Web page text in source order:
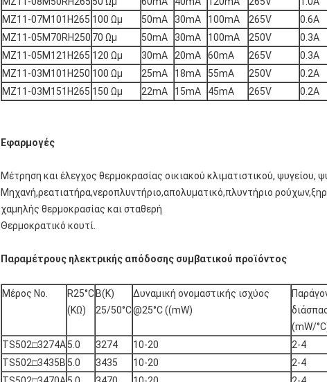
MZ11-07M101H265 100 Ωμ 50mA 30mA 100mA 265V 0.6Α
MZ11-05M70RH250 70 Ωμ 50mA 30mA 100mA 250V 0.3Α
MZ11-05M121H265 120 Ωμ 30mA 20mA 60mA 265V 0.3Α
MZ11-03M101H250 100 Ωμ 25mA 18mA 55mA 250V 0.2Α
MZ11-03M151H265 150 Ωμ 22mA 15mA 45mA 265V 0.2Α
Εφαρμογές
Μέτρηση και έλεγχος θερμοκρασίας οικιακού κλιματιστικού, ψυγείου,
Μηχανή,ρεατιατήρα,νεροπλυντήριο,απολυματικό,πλυντήριο
χαμηλής θερμοκρασίας και σταθερή
Θερμοκρατικό κουτί.
Παραμέτρους ηλεκτρικής απόδοσης συμβατικού προϊόντος
Μέρος Νο.
R25°C
(KΩ)
B(K)
25/50°C
Δυναμική ονομαστικής ισχύος
@25°C ((mW)
(mW/
TS502□3274Α5.0 3274 10-20 2-4
TS502□3435Β 5.0 3435 10-20 2-4